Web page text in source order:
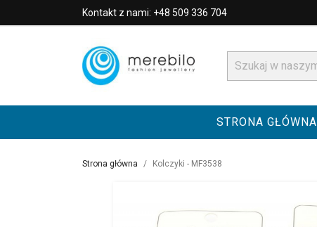
Kontakt z nami: +48 509 336 704
STRONA GŁÓWNA
Strona główna Kolczyki - MF3538